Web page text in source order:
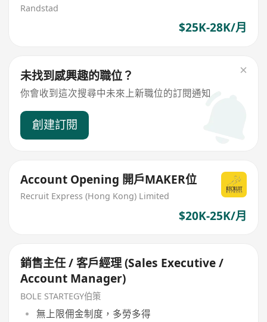
Randstad
$25K-28K/月
未找到感興趣的職位？
你會收到這次搜尋中未來上新職位的訂閱通知
創建訂閱
Account Opening 開戶MAKER位
Recruit Express (Hong Kong) Limited
$20K-25K/月
銷售主任 / 客戶經理 (Sales Executive /
Account Manager)
BOLE STARTEGY伯策
無上限佣金制度，多勞多得